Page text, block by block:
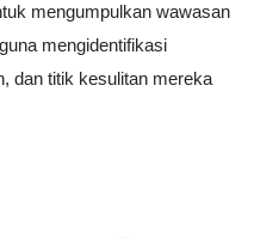
mengumpulkan wawasan
mengidentifikasi
dan titik kesulitan mereka